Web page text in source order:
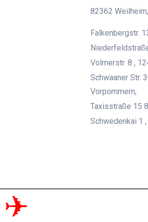
82362
Falkenbergstr.
Volmerstr. 8 ,
Schwaaner Str.
Vorpommern,
Taxisstraße 15
Schwedenkai 1